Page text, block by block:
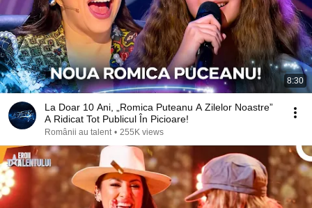
8:30
La Doar 10 Ani, „Romica Puteanu A Zilelor Noastre”
A Ridicat Tot Publicul În Picioare!
Românii au talent • 255K views